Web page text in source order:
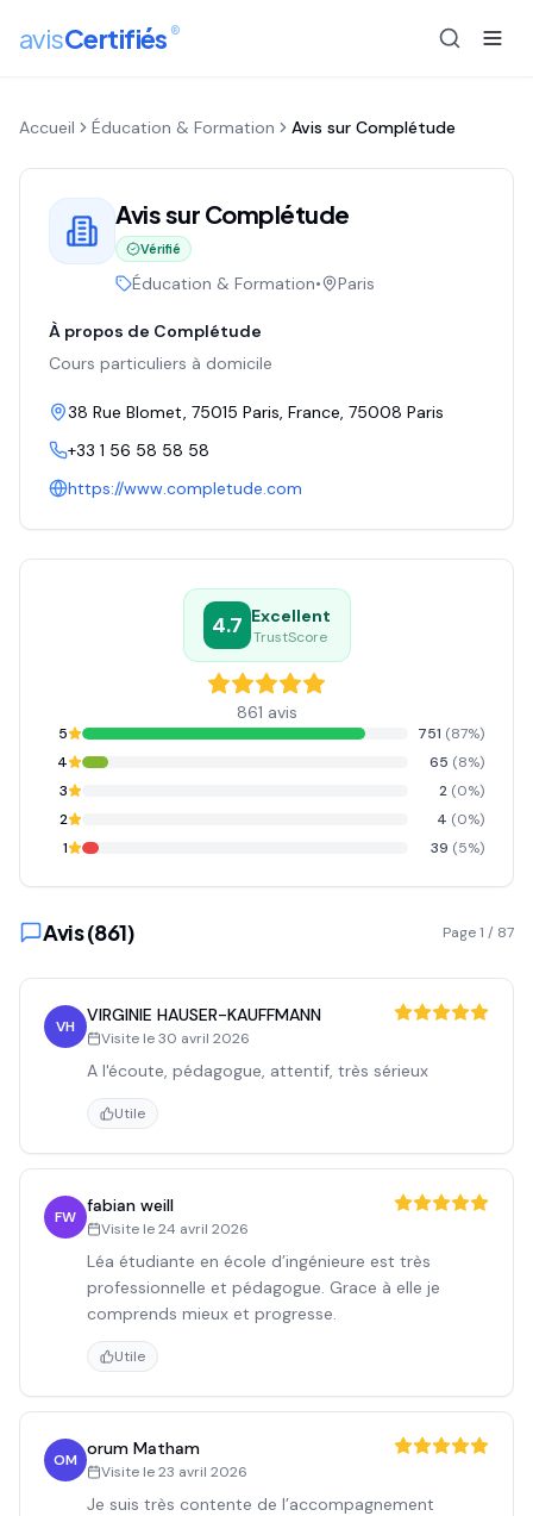
avisCertifiés ®
Accueil Éducation & Formation Avis sur Complétude
Avis sur Complétude
Vérifié
Éducation & Formation• Paris
À propos de Complétude
Cours particuliers à domicile
38 Rue Blomet, 75015 Paris, France, 75008 Paris
+33 1 56 58 58 58
https://www.completude.com
4.7 Excellent
TrustScore
861 avis
5 751 (87%)
4
65 (8%)
3
2 (0%)
2
4 (0%)
1
39 (5%)
Avis (861) Page1 / 87
VH
VIRGINIE HAUSER-KAUFFMANN
Visite le30 avril 2026
A l'écoute, pédagogue, attentif, très sérieux
Utile
FW
fabian weill
Visite le24 avril 2026
Léa étudiante en école d’ingénieure est très
professionnelle et pédagogue. Grace à elle je
comprends mieux et progresse.
Utile
OM
orum Matham
Visite le23 avril 2026
Je suis très contente de l’accompagnement